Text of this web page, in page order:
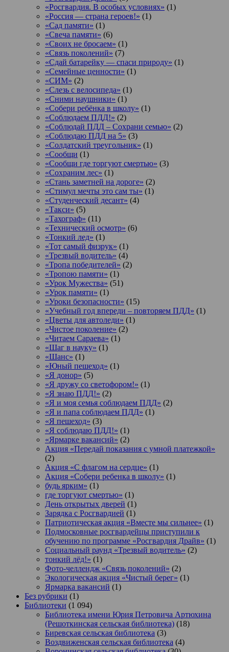
«Росгвардия. В особых условиях» (1)
«Россия — страна героев!» (1)
«Сад памяти» (1)
«Свеча памяти» (6)
«Своих не бросаем» (1)
«Связь поколений» (7)
«Сдай батарейку — спаси природу» (1)
«Семейные ценности» (1)
«СИМ» (2)
«Слезь с велосипеда» (1)
«Сними наушники» (1)
«Собери ребёнка в школу» (1)
«Соблюдаем ПДД!» (2)
«Соблюдай ПДД – Сохрани семью» (2)
«Соблюдаю ПДД на 5» (3)
«Солдатский треугольник» (1)
«Сообщи (1)
«Сообщи где торгуют смертью» (3)
«Сохраним лес» (1)
«Стань заметней на дороге» (2)
«Стимул мечты это сам ты» (1)
«Студенческий десант» (4)
«Такси» (5)
«Тахограф» (11)
«Технический осмотр» (6)
«Тонкий лед» (1)
«Тот самый физрук» (1)
«Трезвый водитель» (4)
«Тропа победителей» (2)
«Тропою памяти» (1)
«Урок Мужества» (51)
«Урок памяти» (1)
«Уроки безопасности» (15)
«Учебный год впереди – повторяем ПДД» (1)
«Цветы для автоледи» (1)
«Чистое поколение» (2)
«Читаем Сараева» (1)
«Шаг в науку» (1)
«Шанс» (1)
«Юный пешеход» (1)
«Я донор» (5)
«Я дружу со светофором!» (1)
«Я знаю ПДД!» (2)
«Я и моя семья соблюдаем ПДД» (2)
«Я и папа соблюдаем ПДД» (1)
«Я пешеход» (3)
«Я соблюдаю ПДД!» (1)
«Ярмарке вакансий» (2)
Акция «Передай показания с умной платежкой»
(2)
Акция «С флагом на сердце» (1)
Акция «Собери ребенка в школу» (1)
будь ярким» (1)
где торгуют смертью» (1)
День открытых дверей (1)
Зарядка с Росгвардией (1)
Патриотическая акция «Вместе мы сильнее» (1)
Подмосковные росгвардейцы приступили к
обучению по программе «Росгвардия Драйв» (1)
Социальный раунд «Трезвый водитель» (2)
тонкий лёд!» (1)
Фото-челлендж «Связь поколений» (2)
Экологическая акция «Чистый берег» (1)
Ярмарка вакансий (1)
Без рубрики (1)
Библиотеки (1 094)
Библиотека имени Юрия Петровича Артюхина
(Решоткинская сельская библиотека) (18)
Биревская сельская библиотека (3)
Воздвиженская сельская библиотека (4)